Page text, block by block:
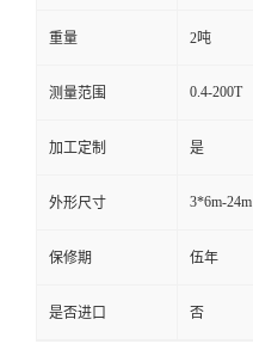
重量 2吨
测量范围 0.4-200T
加工定制 是
外形尺寸 3*6m-24m
保修期 伍年
是否进口 否